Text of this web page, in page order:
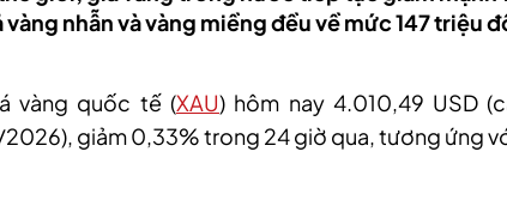
nhẫn và vàng miềng đều về mức 147 triệu
vàng quốc tế (XAU) hôm nay 4.010,49 USD
, giảm 0,33% trong 24 giờ qua, tương ứng